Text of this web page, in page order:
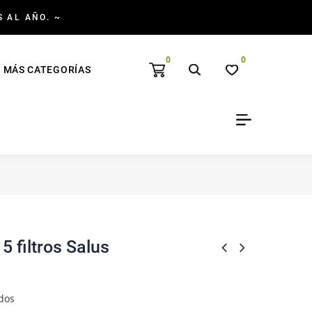
AL AÑO. ~
0 0
MÁS CATEGORÍAS
filtros Salus